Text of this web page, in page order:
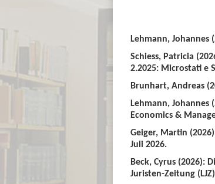
Lehmann, Johannes
Schiess, Patricia
2.2025: Microstati e
Brunhart, Andreas
Lehmann, Johannes
Economics &
Geiger, Martin
Juli 2026.
Beck, Cyrus (2026):
Juristen-Zeitung